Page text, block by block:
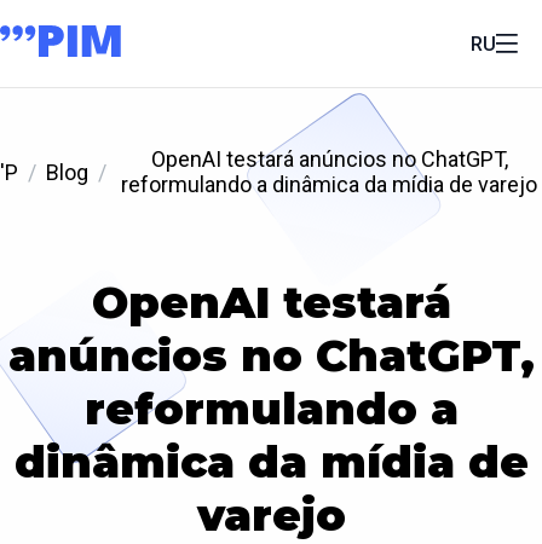
RU
'P Blog
OpenAI testará anúncios no ChatGPT,
reformulando a dinâmica da mídia de varejo
OpenAI testará
anúncios no ChatGPT,
reformulando a
dinâmica da mídia de
varejo